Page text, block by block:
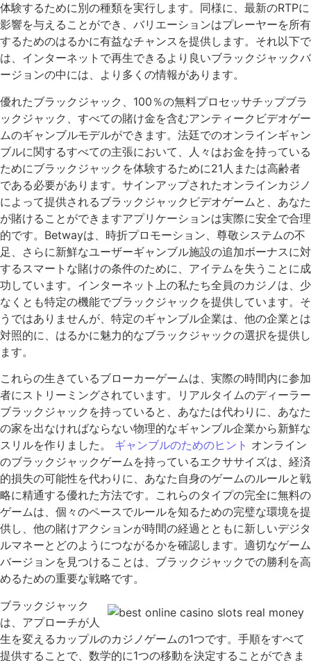
体験するために別の種類を実行します。同様に、最新のRTPに
影響を与えることができ、バリエーションはプレーヤーを所有
するためのはるかに有益なチャンスを提供します。それ以下で
は、インターネットで再生できるより良いブラックジャックバ
ージョンの中には、より多くの情報があります。
優れたブラックジャック、100％の無料プロセッサチップブラ
ックジャック、すべての賭け金を含むアンティークビデオゲー
ムのギャンブルモデルができます。法廷でのオンラインギャン
ブルに関するすべての主張において、人々はお金を持っている
ためにブラックジャックを体験するために21人または高齢者
である必要があります。サインアップされたオンラインカジノ
によって提供されるブラックジャックビデオゲームと、あなた
が賭けることができますアプリケーションは実際に安全で合理
的​​です。Betwayは、時折プロモーション、尊敬システムの不
足、さらに新鮮なユーザーギャンブル施設の追加ボーナスに対
するスマートな賭けの条件のために、アイテムを失うことに成
功しています。インターネット上の私たち全員のカジノは、少
なくとも特定の機能でブラックジャックを提供しています。そ
うではありませんが、特定のギャンブル企業は、他の企業とは
対照的に、はるかに魅力的なブラックジャックの選択を提供し
ます。
これらの生きているブローカーゲームは、実際の時間内に参加
者にストリーミングされています。リアルタイムのディーラー
ブラックジャックを持っていると、あなたは代わりに、あなた
の家を出なければならない物理的なギャンブル企業から新鮮な
スリルを作りました。 ギャンブルのためのヒント オンライン
のブラックジャックゲームを持っているエクササイズは、経済
的損失の可能性を代わりに、あなた自身のゲームのルールと戦
略に精通する優れた方法です。これらのタイプの完全に無料の
ゲームは、個々のペースでルールを知るための完璧な環境を提
供し、他の賭けアクションが時間の経過とともに新しいデジタ
ルマネーとどのようにつながるかを確認します。適切なゲーム
バージョンを見つけることは、ブラックジャックでの勝利を高
めるための重要な戦略です。
ブラックジャック
は、アプローチが人
生を変えるカップルのカジノゲームの1つです。手順をすべて
提供することで、数学的に1つの移動を決定することができま